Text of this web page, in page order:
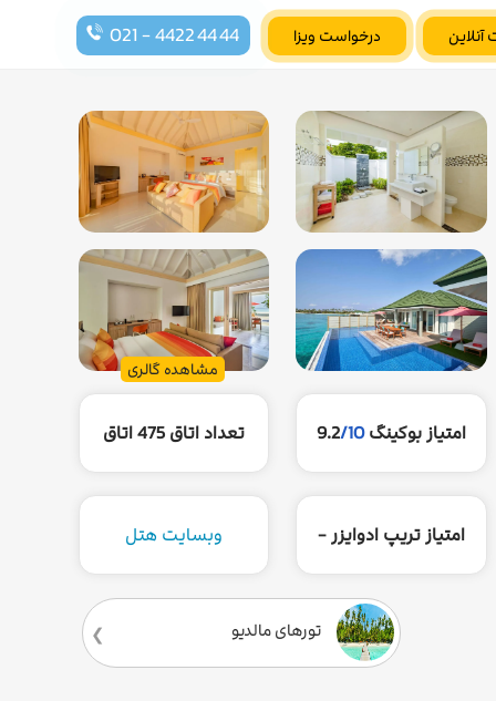
درخواست ویزا 021 - 4422 44 44 آنلاین
مشاهده گالری
امتیاز بوکینگ 9.2/10 تعداد اتاق475 اتاق
امتیاز تریپ ادوایزر - وبسایت هتل
تورهای مالدیو